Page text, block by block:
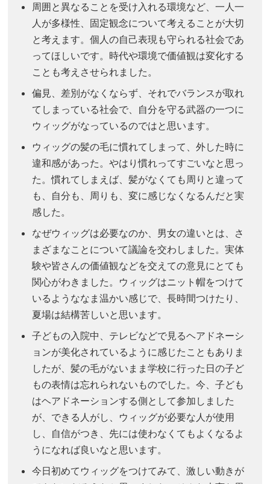
周囲と異なることを受け入れる環境など、一人一
人が多様性、固定観念について考えることが大切
と考えます。個人の自己表現も守られる社会であ
ってほしいです。時代や環境で価値観は変化する
ことも考えさせられました。
偏見、差別がなくならず、それでバランスが取れ
てしまっている社会で、自分を守る武器の一つに
ウィッグがなっているのではと思います。
ウィッグの髪の毛に慣れてしまって、外した時に
違和感があった。やはり慣れってすごいなと思っ
た。慣れてしまえば、髪がなくても周りと違って
も、自分も、周りも、変に感じなくなるんだと実
感した。
なぜウィッグは必要なのか、男女の違いとは、さ
まざまなことについて議論を交わしました。実体
験や皆さんの価値観などを交えての意見にとても
関心がわきました。ウィッグはニット帽をつけて
いるようななま温かい感じで、長時間つけたり、
夏場は結構苦しいと思います。
子どもの入院中、テレビなどで見るヘアドネーシ
ョンが美化されているように感じたこともありま
したが、髪の毛がないまま学校に行った日の子ど
もの表情は忘れられないものでした。今、子ども
はヘアドネーションする側として参加しました
が、できる人がし、ウィッグが必要な人が使用
し、自信がつき、先には使わなくてもよくなるよ
うになれば良いなと思います。
今日初めてウィッグをつけてみて、激しい動きが